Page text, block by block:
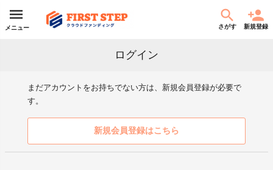
メニュー さがす 新規登録
ログイン
まだアカウントをお持ちでない方は、新規会員登録が必要で
す。
新規会員登録はこちら